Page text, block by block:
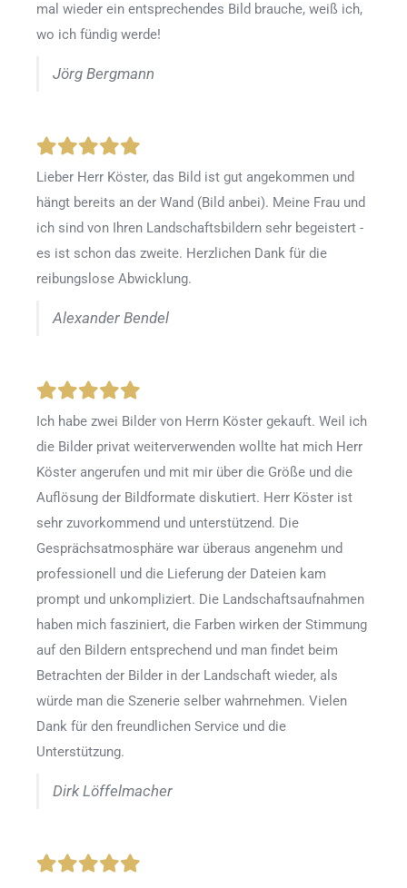
mal wieder ein entsprechendes Bild brauche, weiß ich,
wo ich fündig werde!
Jörg Bergmann
Lieber Herr Köster, das Bild ist gut angekommen und
hängt bereits an der Wand (Bild anbei). Meine Frau und
ich sind von Ihren Landschaftsbildern sehr begeistert -
es ist schon das zweite. Herzlichen Dank für die
reibungslose Abwicklung.
Alexander Bendel
Ich habe zwei Bilder von Herrn Köster gekauft. Weil ich
die Bilder privat weiterverwenden wollte hat mich Herr
Köster angerufen und mit mir über die Größe und die
Auflösung der Bildformate diskutiert. Herr Köster ist
sehr zuvorkommend und unterstützend. Die
Gesprächsatmosphäre war überaus angenehm und
professionell und die Lieferung der Dateien kam
prompt und unkompliziert. Die Landschaftsaufnahmen
haben mich fasziniert, die Farben wirken der Stimmung
auf den Bildern entsprechend und man findet beim
Betrachten der Bilder in der Landschaft wieder, als
würde man die Szenerie selber wahrnehmen. Vielen
Dank für den freundlichen Service und die
Unterstützung.
Dirk Löffelmacher